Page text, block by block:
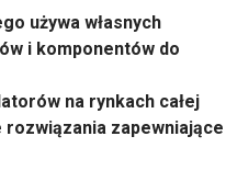
używa własnych
i komponentów do
na rynkach całej
zapewniające